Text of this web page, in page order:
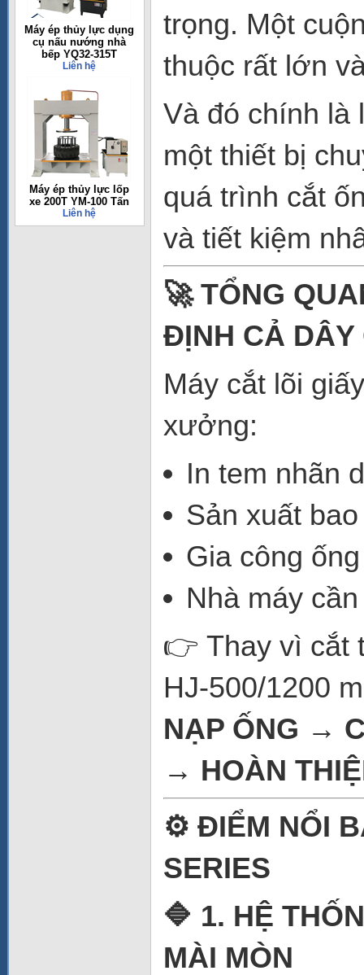
Máy ép thủy lực dụng
cụ nấu nướng nhà
bếp YQ32-315T
Liên hệ
Máy ép thủy lực lốp
xe 200T YM-100 Tấn
Liên hệ
trọng. Một
thuộc rất lớn
Và đó chính là
một thiết bị
quá trình cắt
và tiết kiệm
🚀 TỔNG
ĐỊNH CẢ DÂY
Máy cắt lõi
xưởng:
In tem nhãn
Sản xuất
Gia công
Nhà máy
👉 Thay vì cắt
HJ-500/1200
NẠP ỐNG →
→ HOÀN
⚙️ ĐIỂM NỔI
SERIES
🔷 1. HỆ
MÀI MÒN